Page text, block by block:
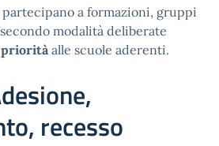
a formazioni, gruppi
modalità deliberate
prioritàalle scuole aderenti.
recesso